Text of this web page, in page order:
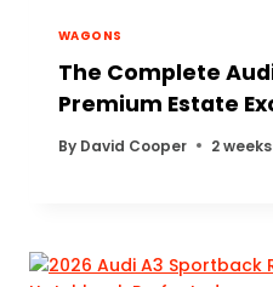
WAGONS
The Complete
Premium Estate
By David Cooper 2